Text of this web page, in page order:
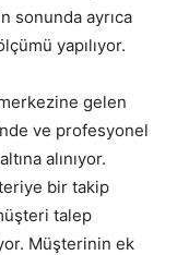
sonunda ayrıca
yapılıyor.
gelen
ve profesyonel
alınıyor.
bir takip
talep
Müşterinin ek